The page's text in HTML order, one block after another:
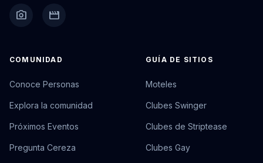
camera_alt movie
COMUNIDAD
Conoce Personas
Explora la comunidad
Próximos Eventos
Pregunta Cereza
GUÍA DE SITIOS
Moteles
Clubes Swinger
Clubes de Striptease
Clubes Gay